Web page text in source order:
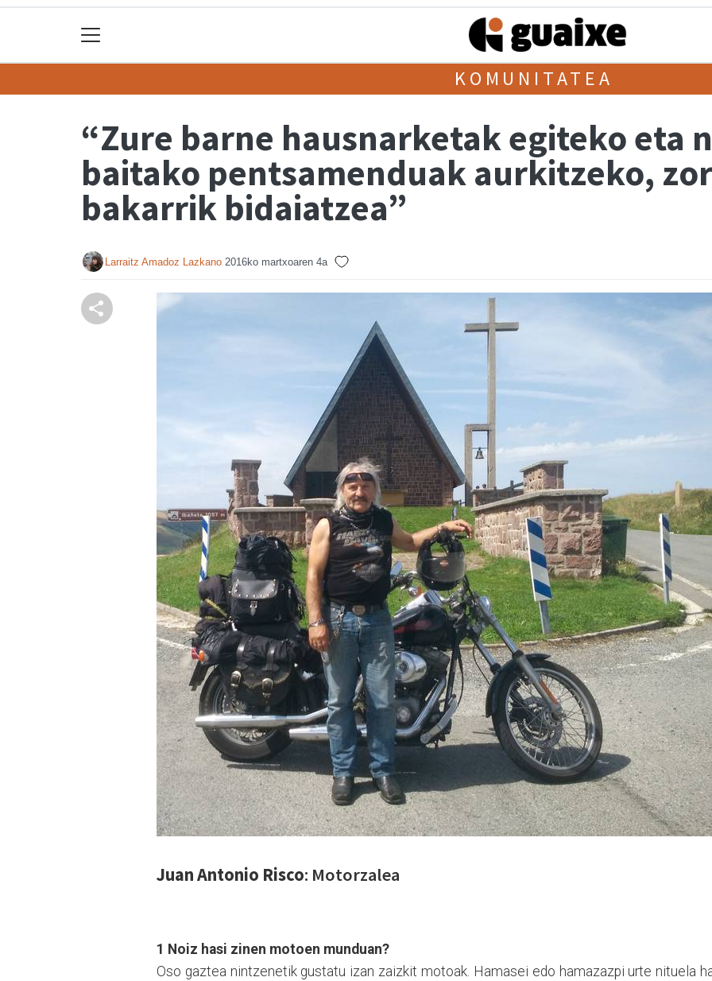
KOMUNITATEA
“Zure barne hausnarketak egiteko eta
baitako pentsamenduak aurkitzeko,
bakarrik bidaiatzea”
Larraitz Amadoz Lazkano 2016ko martxoaren 4a
Juan Antonio Risco: Motorzalea
1 Noiz hasi zinen motoen munduan?
Oso gaztea nintzenetik gustatu izan zaizkit motoak. Hamasei edo hamazazpi urte nituela